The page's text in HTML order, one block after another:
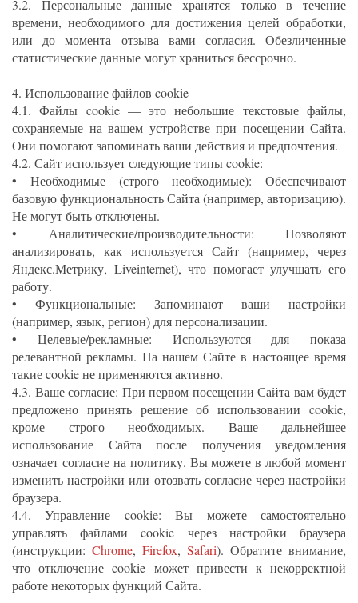
3.2. Персональные данные хранятся только в течение
времени, необходимого для достижения целей обработки,
или до момента отзыва вами согласия. Обезличенные
статистические данные могут храниться бессрочно.
4. Использование файлов cookie
4.1. Файлы cookie — это небольшие текстовые файлы,
сохраняемые на вашем устройстве при посещении Сайта.
Они помогают запоминать ваши действия и предпочтения.
4.2. Сайт использует следующие типы cookie:
• Необходимые (строго необходимые): Обеспечивают
базовую функциональность Сайта (например, авторизацию).
Не могут быть отключены.
• Аналитические/производительности: Позволяют
анализировать, как используется Сайт (например, через
Яндекс.Метрику, Liveinternet), что помогает улучшать его
работу.
• Функциональные: Запоминают ваши настройки
(например, язык, регион) для персонализации.
• Целевые/рекламные: Используются для показа
релевантной рекламы. На нашем Сайте в настоящее время
такие cookie не применяются активно.
4.3. Ваше согласие: При первом посещении Сайта вам будет
предложено принять решение об использовании cookie,
кроме строго необходимых. Ваше дальнейшее
использование Сайта после получения уведомления
означает согласие на политику. Вы можете в любой момент
изменить настройки или отозвать согласие через настройки
браузера.
4.4. Управление cookie: Вы можете самостоятельно
управлять файлами cookie через настройки браузера
(инструкции: Chrome, Firefox, Safari). Обратите внимание,
что отключение cookie может привести к некорректной
работе некоторых функций Сайта.